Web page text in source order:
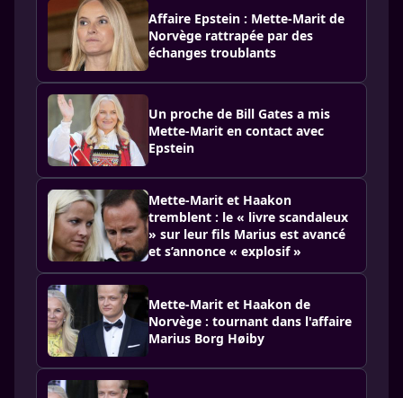
Affaire Epstein : Mette-Marit de
Norvège rattrapée par des
échanges troublants
Un proche de Bill Gates a mis
Mette-Marit en contact avec
Epstein
Mette-Marit et Haakon
tremblent : le « livre scandaleux
» sur leur fils Marius est avancé
et s’annonce « explosif »
Mette-Marit et Haakon de
Norvège : tournant dans l'affaire
Marius Borg Høiby